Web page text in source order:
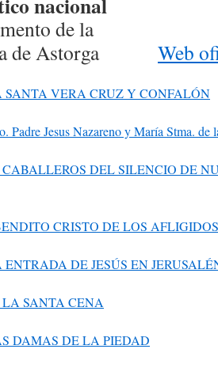
Web
VERA CRUZ Y CONFALÓN
Padre Jesus Nazareno y María Stma. de
DEL SILENCIO DE
CRISTO DE LOS
DE JESÚS EN
SANTA CENA
DAMAS DE LA PIEDAD